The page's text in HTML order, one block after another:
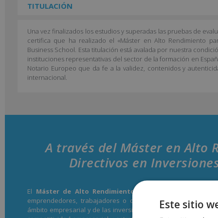
TITULACIÓN
Una vez finalizados los estudios y superadas las pruebas de
certifica que ha realizado el «Máster en Alto Rendimiento
Business School. Esta titulación está avalada por nuestra
instituciones representativas del sector de la formación en
Notario Europeo que da fe a la validez, contenidos y
internacional.
A través del Máster en Alto
Directivos en
El Máster de Alto Rendimiento para Directivos en
emprendedores, trabajadores o cualquier persona
ámbito empresarial y de las inversiones. A lo largo de la
Este sitio